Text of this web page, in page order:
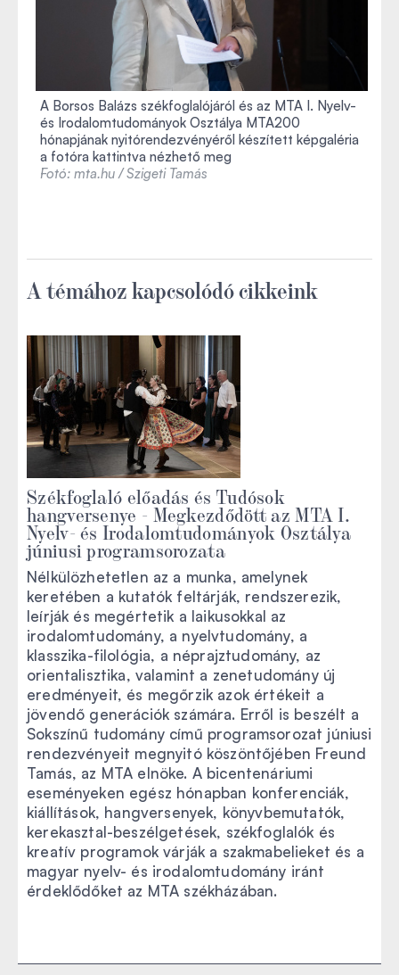
A Borsos Balázs székfoglalójáról és az MTA I. Nyelv-
és Irodalomtudományok Osztálya MTA200
hónapjának nyitórendezvényéről készített képgaléria
a fotóra kattintva nézhető meg
Fotó: mta.hu / Szigeti Tamás
A témához kapcsolódó cikkeink
Székfoglaló előadás és Tudósok
hangversenye - Megkezdődött az MTA I.
Nyelv- és Irodalomtudományok Osztálya
júniusi programsorozata
Nélkülözhetetlen az a munka, amelynek
keretében a kutatók feltárják, rendszerezik,
leírják és megértetik a laikusokkal az
irodalomtudomány, a nyelvtudomány, a
klasszika-filológia, a néprajztudomány, az
orientalisztika, valamint a zenetudomány új
eredményeit, és megőrzik azok értékeit a
jövendő generációk számára. Erről is beszélt a
Sokszínű tudomány című programsorozat júniusi
rendezvényeit megnyitó köszöntőjében Freund
Tamás, az MTA elnöke. A bicentenáriumi
eseményeken egész hónapban konferenciák,
kiállítások, hangversenyek, könyvbemutatók,
kerekasztal-beszélgetések, székfoglalók és
kreatív programok várják a szakmabelieket és a
magyar nyelv- és irodalomtudomány iránt
érdeklődőket az MTA székházában.